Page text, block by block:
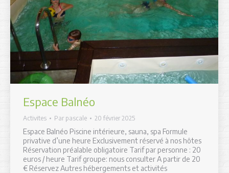
Espace Balnéo
Activites Par pascale 20 février 2025
Espace Balnéo Piscine intérieure, sauna, spa Formule
privative d’une heure Exclusivement réservé à nos hôtes
Réservation préalable obligatoire Tarif par personne : 20
euros / heure Tarif groupe: nous consulter A partir de 20
€ Réservez Autres hébergements et activités